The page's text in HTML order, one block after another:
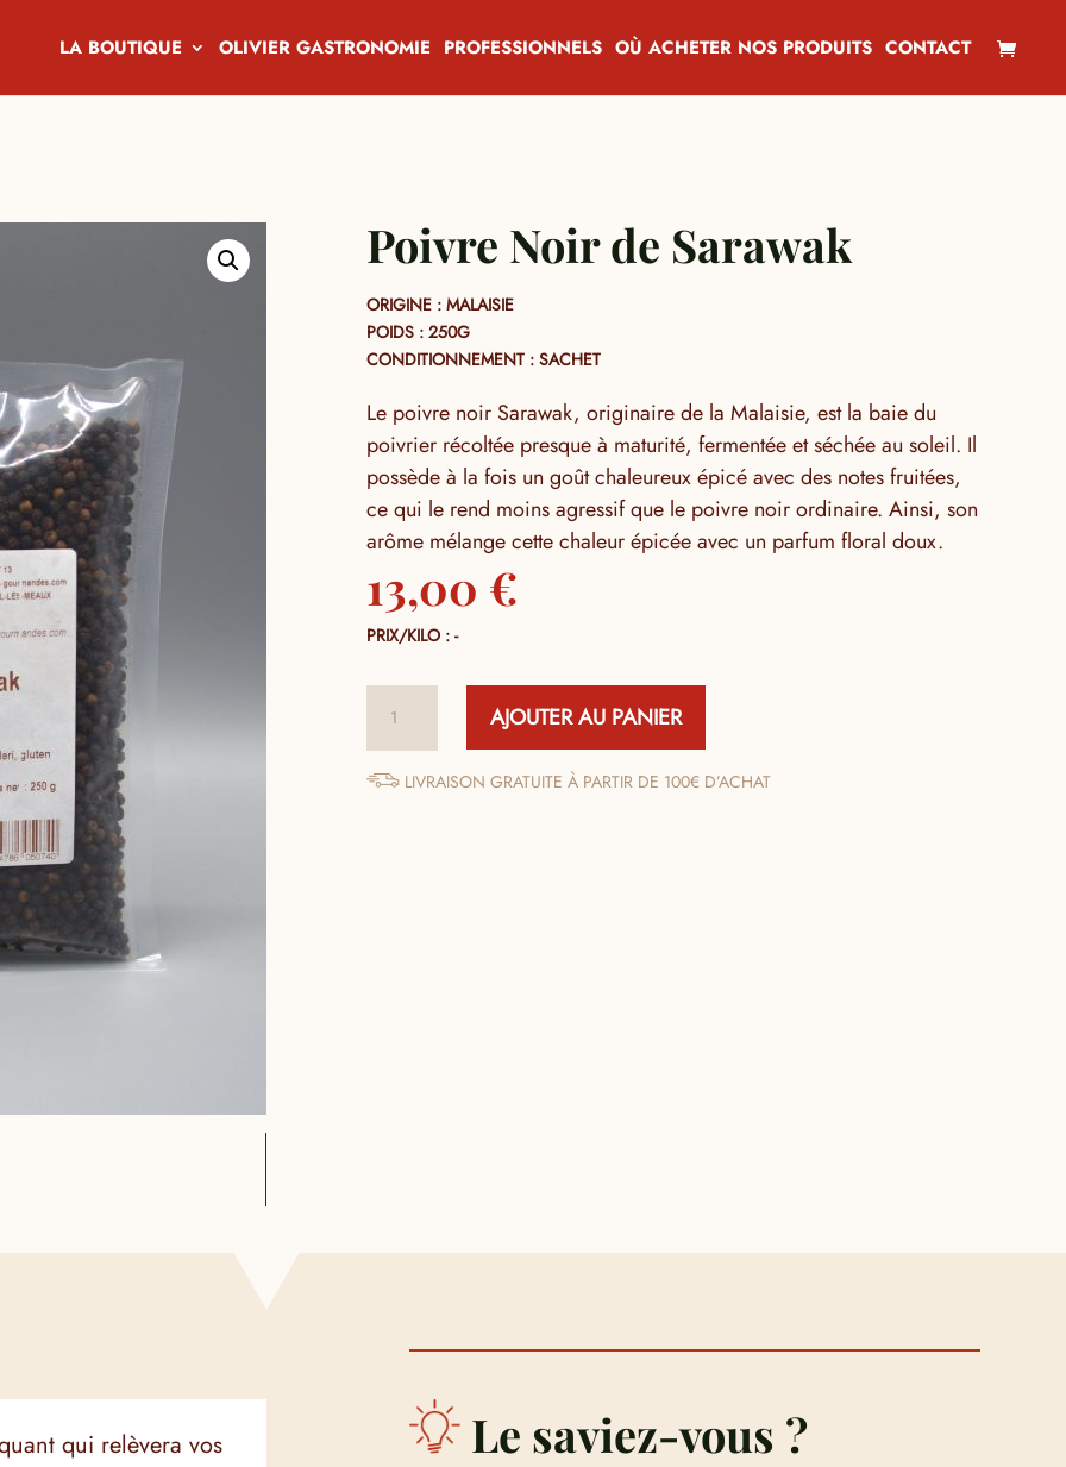
LA BOUTIQUE OLIVIER GASTRONOMIE PROFESSIONNELS OÙ ACHETER NOS PRODUITS CONTACT
Poivre Noir de Sarawak
ORIGINE : MALAISIE
POIDS : 250G
CONDITIONNEMENT : SACHET
Le poivre noir Sarawak, originaire de la Malaisie, est la baie du
poivrier récoltée presque à maturité, fermentée et séchée au soleil. Il
possède à la fois un goût chaleureux épicé avec des notes fruitées,
ce qui le rend moins agressif que le poivre noir ordinaire. Ainsi, son
arôme mélange cette chaleur épicée avec un parfum floral doux.
13,00 €
PRIX/KILO : -
Poivre
Noir
AJOUTER AU PANIER
LIVRAISON GRATUITE À PARTIR DE 100€ D’ACHAT
qui relèvera vos Le saviez-vous ?